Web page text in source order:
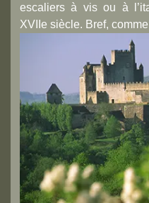
escaliers à vis ou à
XVIIe siècle. Bref,